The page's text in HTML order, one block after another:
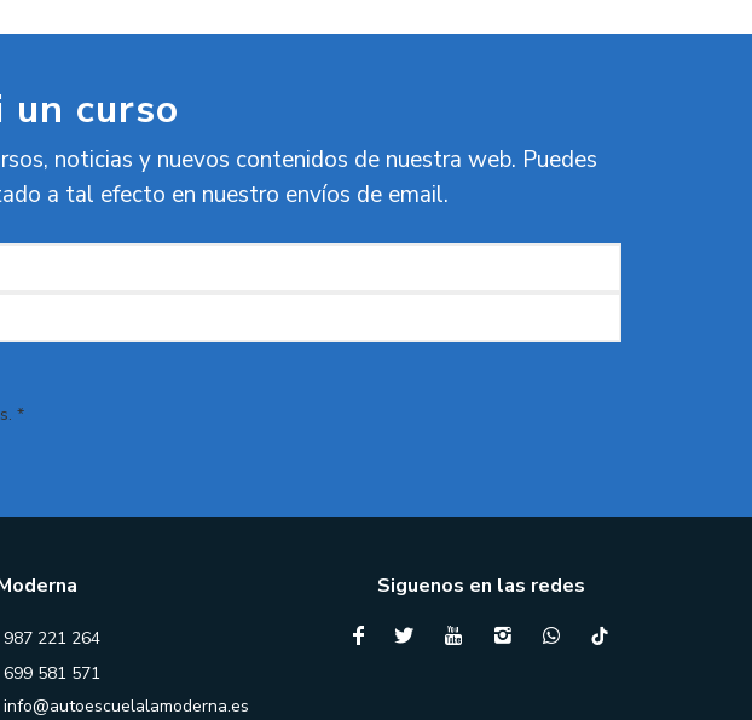
curso
noticias y nuevos contenidos de nuestra web. Puedes
a tal efecto en nuestro envíos de email.
*
987 221 264
699 581 571
info@autoescuelalamoderna.es
Siguenos en las redes